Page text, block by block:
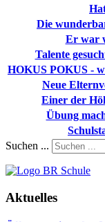
Die
Er war
Talente
HOKUS POKUS -
Neue
Einer der
Übung
Suchen ...
Aktuelles